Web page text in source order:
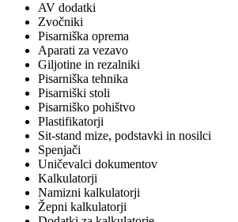
AV dodatki
Zvočniki
Pisarniška oprema
Aparati za vezavo
Giljotine in rezalniki
Pisarniška tehnika
Pisarniški stoli
Pisarniško pohištvo
Plastifikatorji
Sit-stand mize, podstavki in nosilci
Spenjači
Uničevalci dokumentov
Kalkulatorji
Namizni kalkulatorji
Žepni kalkulatorji